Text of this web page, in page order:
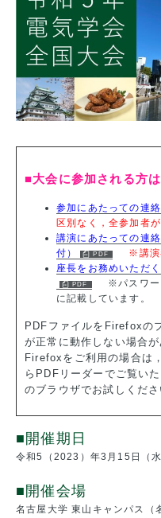
■大会に参加される方
参加にあたっての連
区別なく，全参加者
講演にあたっての連
付）
※講演
座長をお務めいただ
※パスワー
に記載しています。
PDFファイルをFirefoxの
が正常に動作しない場合が
Firefoxをご利用の場合は
らPDFリーダーでご覧い
のブラウザでお試しくださ
■開催期日
令和5（2023）年3月15日（
■開催会場
名古屋大学 東山キャンパス（